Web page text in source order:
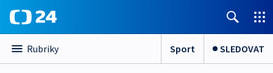
Rubriky Sport SLEDOVAT